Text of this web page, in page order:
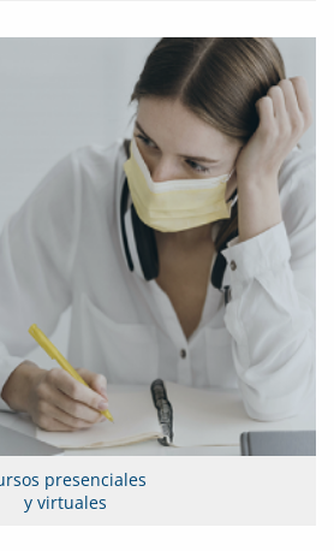
presenciales
y virtuales